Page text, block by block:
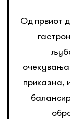
Од првиот
приказна,